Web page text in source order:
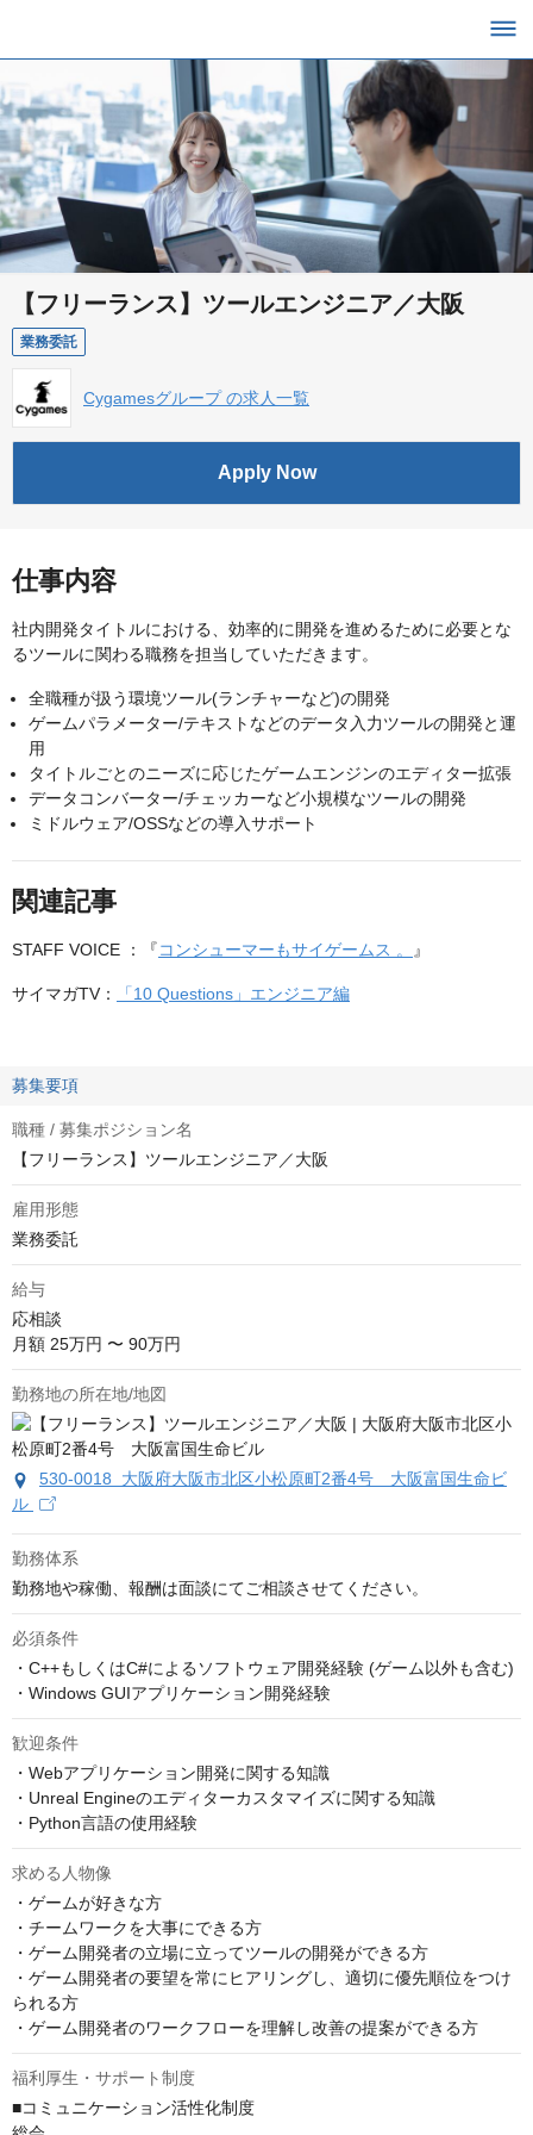
【フリーランス】ツールエンジニア／大阪
業務委託
Cygamesグループ の求人一覧
Apply Now
仕事内容
社内開発タイトルにおける、効率的に開発を進めるために必要とな
るツールに関わる職務を担当していただきます。
全職種が扱う環境ツール(ランチャーなど)の開発
ゲームパラメーター/テキストなどのデータ入力ツールの開発と運
用
タイトルごとのニーズに応じたゲームエンジンのエディター拡張
データコンバーター/チェッカーなど小規模なツールの開発
ミドルウェア/OSSなどの導入サポート
関連記事
STAFF VOICE ：『コンシューマーもサイゲームス 。 』
サイマガTV： 「10 Questions」エンジニア編
募集要項
職種 / 募集ポジション名
【フリーランス】ツールエンジニア／大阪
雇用形態
業務委託
給与
応相談
月額 25万円 〜 90万円
勤務地の所在地/地図
530-0018 大阪府大阪市北区小松原町2番4号 大阪富国生命ビ
ル
勤務体系
勤務地や稼働、報酬は面談にてご相談させてください。
必須条件
・C++もしくはC#によるソフトウェア開発経験 (ゲーム以外も含む)
・Windows GUIアプリケーション開発経験
歓迎条件
・Webアプリケーション開発に関する知識
・Unreal Engineのエディターカスタマイズに関する知識
・Python言語の使用経験
求める人物像
・ゲームが好きな方
・チームワークを大事にできる方
・ゲーム開発者の立場に立ってツールの開発ができる方
・ゲーム開発者の要望を常にヒアリングし、適切に優先順位をつけ
られる方
・ゲーム開発者のワークフローを理解し改善の提案ができる方
福利厚生・サポート制度
■コミュニケーション活性化制度